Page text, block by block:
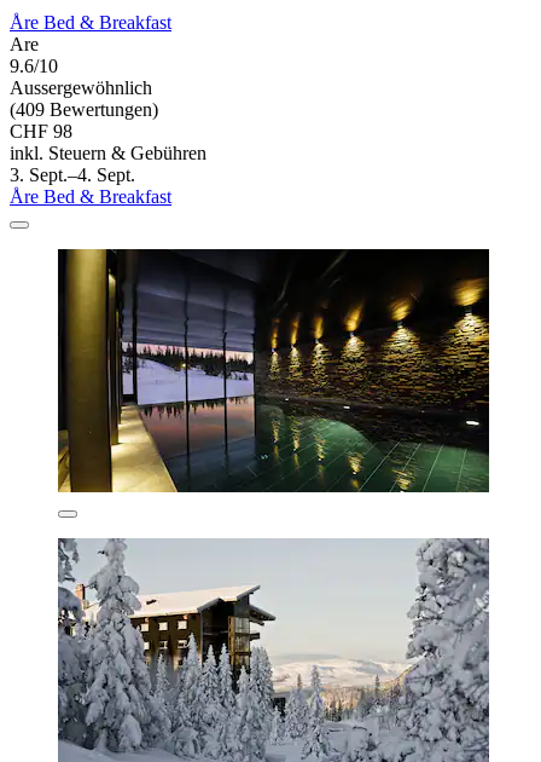
Åre Bed & Breakfast
Are
9.6/10
Aussergewöhnlich
(409 Bewertungen)
CHF 98
inkl. Steuern & Gebühren
3. Sept.–4. Sept.
Åre Bed & Breakfast